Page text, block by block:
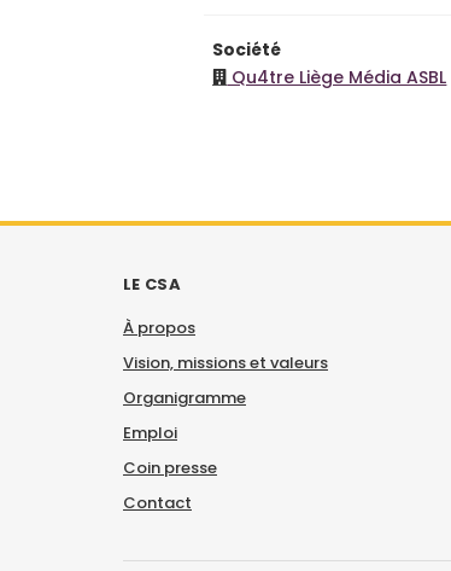
Société
Qu4tre Liège Média ASBL
LE CSA
À propos
Vision, missions et valeurs
Organigramme
Emploi
Coin presse
Contact